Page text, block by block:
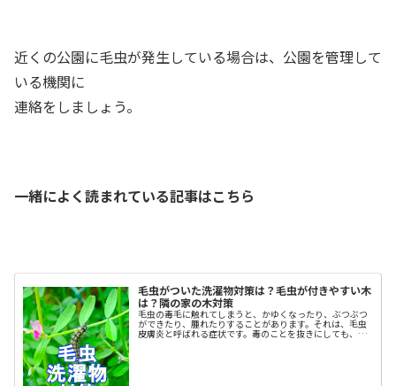
近くの公園に毛虫が発生している場合は、公園を管理して
いる機関に
連絡をしましょう。
一緒によく読まれている記事はこちら
毛虫がついた洗濯物対策は？毛虫が付きやすい木
は？隣の家の木対策
毛虫の毒毛に触れてしまうと、かゆくなったり、ぶつぶつ
ができたり、腫れたりすることがあります。それは、毛虫
皮膚炎と呼ばれる症状です。毒のことを抜きにしても、見